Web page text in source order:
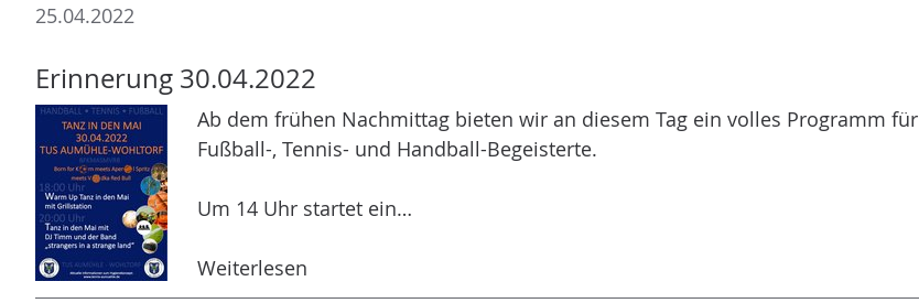
25.04.2022
Erinnerung 30.04.2022
Ab dem frühen Nachmittag bieten wir an diesem Tag ein volles Programm für
Fußball-, Tennis- und Handball-Begeisterte.
Um 14 Uhr startet ein…
Weiterlesen